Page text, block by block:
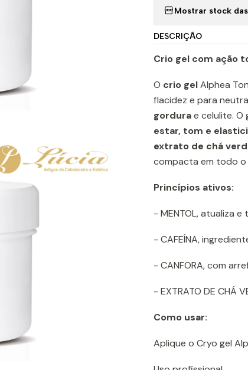
Mostrar stock
DESCRIÇÃO
Crio gel com ação
O crio gelAlphea
flacidez e para
gordurae celulite.
estar, tom e
extrato de chá
compacta em todo
Princípios ativos:
- MENTOL, atualiza e
- CAFEÍNA,
- CANFORA, com
- EXTRATO DE CHÁ
Como usar:
Aplique o Cryo gel